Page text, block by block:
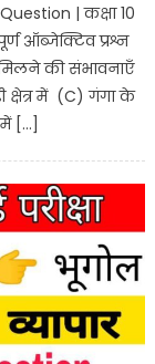
| कक्षा 10
ऑब्जेक्टिव प्रश्न
की संभावनाएँ
क्षेत्र में (C) गंगा के
में […]